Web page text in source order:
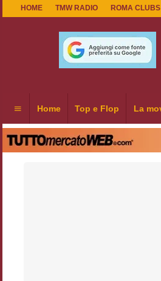
HOME TMW RADIO ROMA CLUBS
Home Top e Flop La